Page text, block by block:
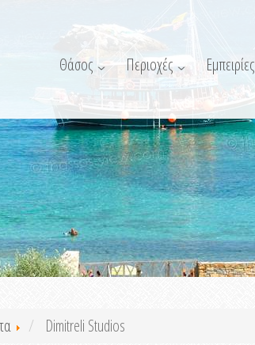
Θάσος Περιοχές Εμπειρίες
Dimitreli Studios